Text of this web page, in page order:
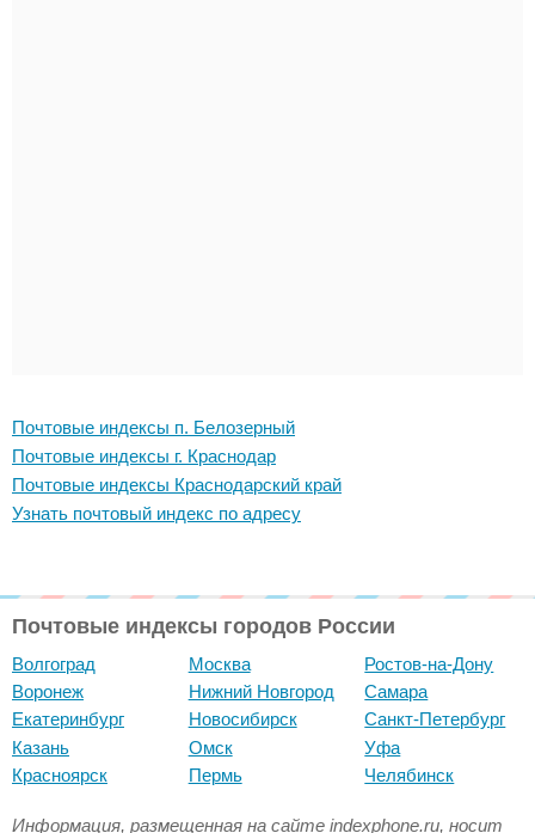
Почтовые индексы п. Белозерный
Почтовые индексы г. Краснодар
Почтовые индексы Краснодарский край
Узнать почтовый индекс по адресу
Почтовые индексы городов России
Волгоград
Воронеж
Екатеринбург
Казань
Красноярск
Москва
Нижний Новгород
Новосибирск
Омск
Пермь
Ростов-на-Дону
Самара
Санкт-Петербург
Уфа
Челябинск
Информация, размещенная на сайте indexphone.ru, носит